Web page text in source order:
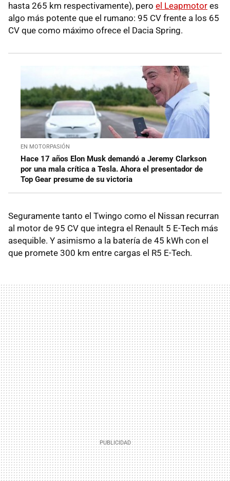
hasta 265 km respectivamente), pero el Leapmotor es
algo más potente que el rumano: 95 CV frente a los 65
CV que como máximo ofrece el Dacia Spring.
EN MOTORPASIÓN
Hace 17 años Elon Musk demandó a Jeremy Clarkson
por una mala crítica a Tesla. Ahora el presentador de
Top Gear presume de su victoria
Seguramente tanto el Twingo como el Nissan recurran
al motor de 95 CV que integra el Renault 5 E-Tech más
asequible. Y asimismo a la batería de 45 kWh con el
que promete 300 km entre cargas el R5 E-Tech.